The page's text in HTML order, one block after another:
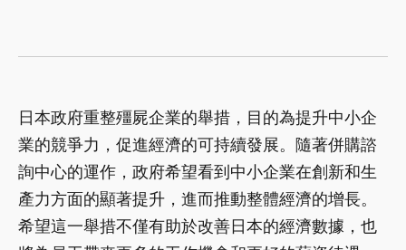
日本政府重整殭屍企業的舉措，目的為提升中小企
業的競爭力，促進經濟的可持續發展。隨著併購諮
詢中心的運作，政府希望看到中小企業在創新和生
產力方面的顯著提升，進而推動整體經濟的增長。
希望這一舉措不僅有助於改善日本的經濟數據，也